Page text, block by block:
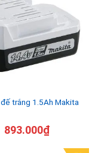
trắng 1.5Ah Makita
893.000₫